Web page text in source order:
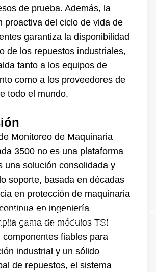
el sistema de monitoreo Bently Nevada 3500 sigue
confiable en protección de maquinaria
de prueba. Además, la
proactiva del ciclo de vida de
garantiza la disponibilidad
de los repuestos industriales,
tanto a los equipos de
como a los proveedores de
todo el mundo.
Monitoreo de Maquinaria
3500 no es una plataforma
una solución consolidada y
soporte, basada en décadas
en protección de maquinaria
en ingeniería.
gama de módulos TSI
componentes fiables para
industrial y un sólido
de repuestos, el sistema